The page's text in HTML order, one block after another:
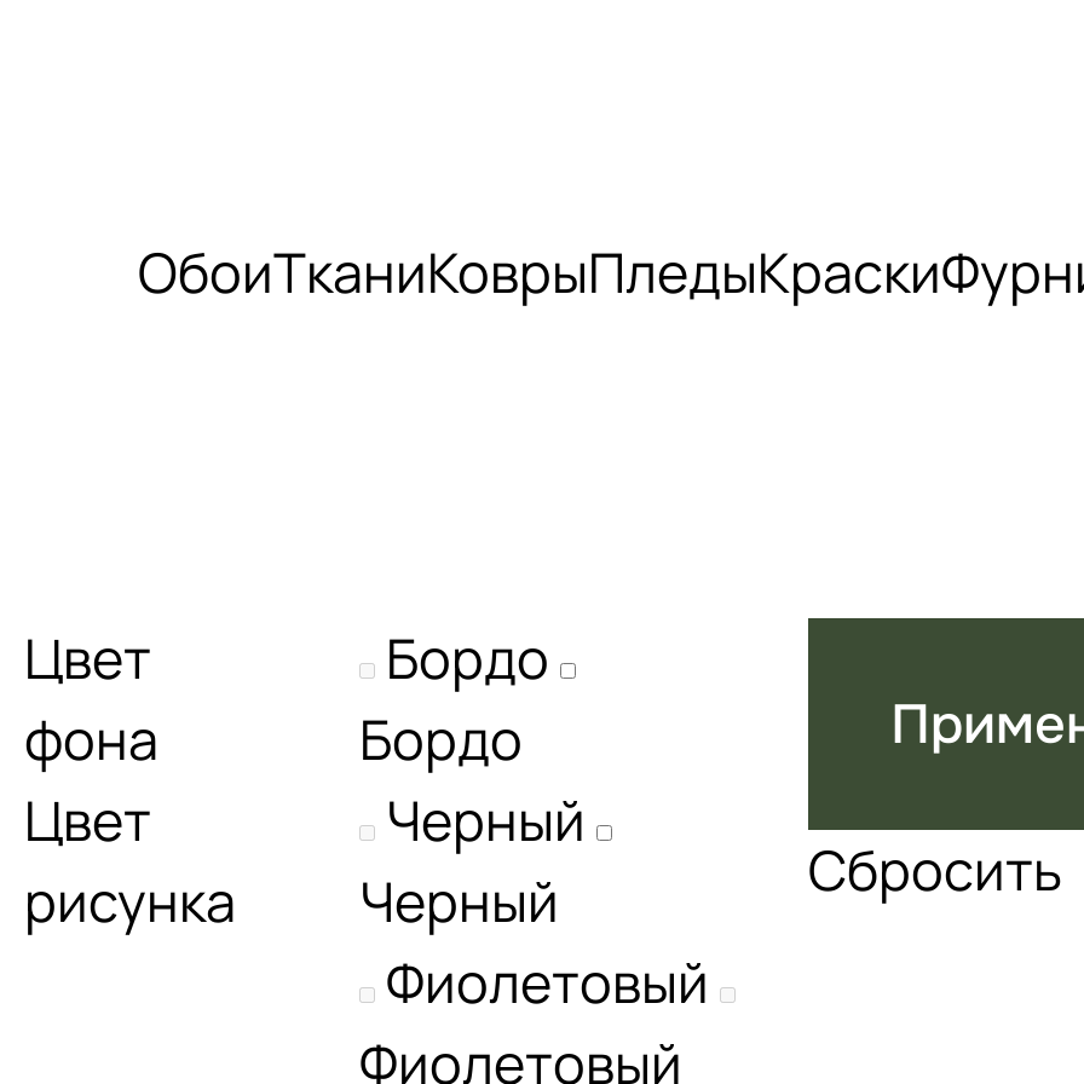
ОбоиТканиКоврыПледыКраски
Цвет
фона
Цвет
рисунка
Бордо
Бордо
Черный
Черный
Фиолетовый
Фиолетовый
Сбросить